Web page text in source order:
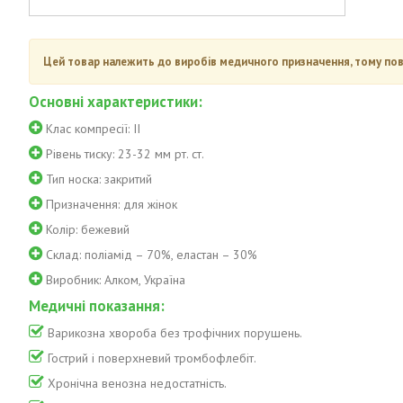
Цей товар належить до виробів медичного призначення, тому
Основні характеристики:
Клас компресії: II
Рівень тиску: 23-32 мм рт. ст.
Тип носка: закритий
Призначення: для жінок
Колір: бежевий
Склад: поліамід – 70%, еластан – 30%
Виробник: Алком, Україна
Медичні показання:
Варикозна хвороба без трофічних порушень.
Гострий і поверхневий тромбофлебіт.
Хронічна венозна недостатність.